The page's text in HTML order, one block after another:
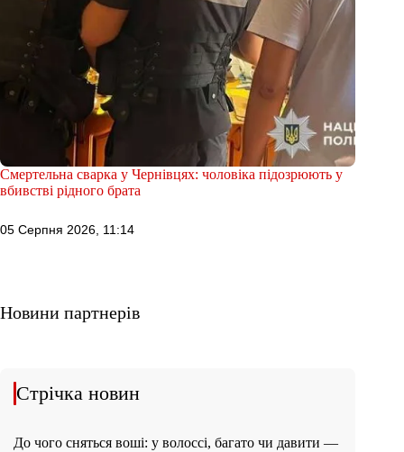
Смертельна сварка у Чернівцях: чоловіка підозрюють у
вбивстві рідного брата
05 Серпня 2026, 11:14
Новини партнерів
Стрічка новин
До чого сняться воші: у волоссі, багато чи давити —